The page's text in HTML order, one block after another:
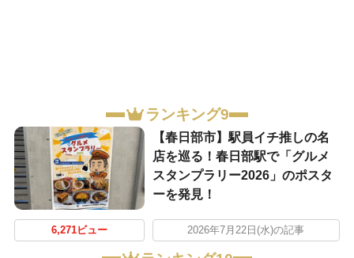
ランキング9
【春日部市】駅員イチ推しの名
店を巡る！春日部駅で「グルメ
スタンプラリー2026」のポスタ
ーを発見！
6,271ビュー 2026年7月22日(水)の記事